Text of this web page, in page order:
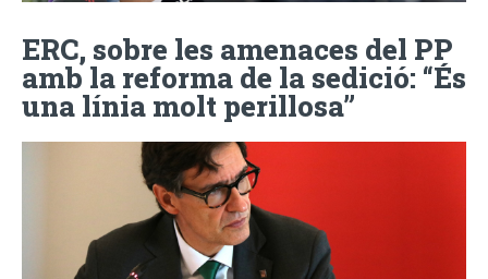
ERC, sobre les amenaces del PP
amb la reforma de la sedició: “És
una línia molt perillosa”